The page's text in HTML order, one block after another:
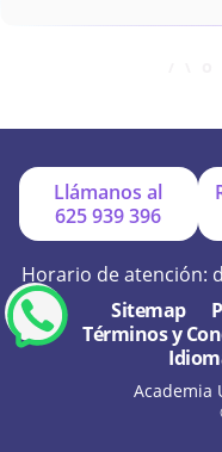
+ ¿Por qué online?
+ ¿Se hacen
Llámanos al
625 939 396
Horario de atención:
Sitemap
Términos y
Academia